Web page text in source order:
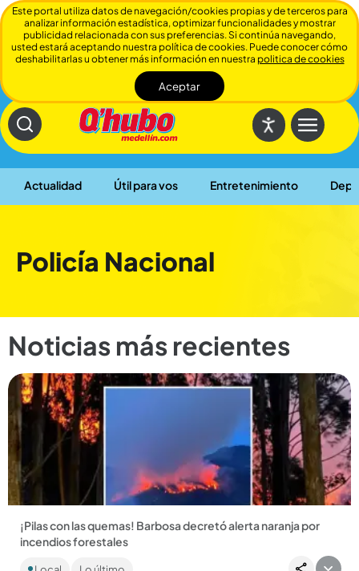
Actualidad Útil para vos Entretenimiento
Cerrar
Policía Nacional
Noticias más recientes
¡Pilas con las quemas! Barbosa decretó alerta naranja por
incendios forestales
El incendio más grave ocurrió en un predio privado de Ardila
Este portal utiliza datos de navegación/cookies propias y de terceros para
analizar información estadística, optimizar funcionalidades y mostrar
publicidad relacionada con sus preferencias. Si continúa navegando,
usted estará aceptando nuestra política de cookies. Puede conocer cómo
deshabilitarlas u obtener más información en nuestra politica de cookies
Aceptar